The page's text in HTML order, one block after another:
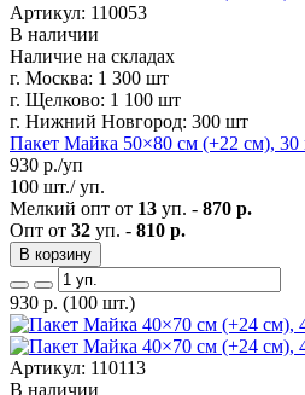
Артикул: 110053
В наличии
Наличие на складах
г. Москва: 1 300 шт
г. Щелково: 1 100 шт
г. Нижний Новгород: 300 шт
Пакет Майка 50×80 см (+22 см),
930 р./уп
100 шт./ уп.
Мелкий опт от 13 уп. - 870 р.
Опт от 32 уп. - 810 р.
В корзину
930 р. (100 шт.)
Артикул: 110113
В наличии